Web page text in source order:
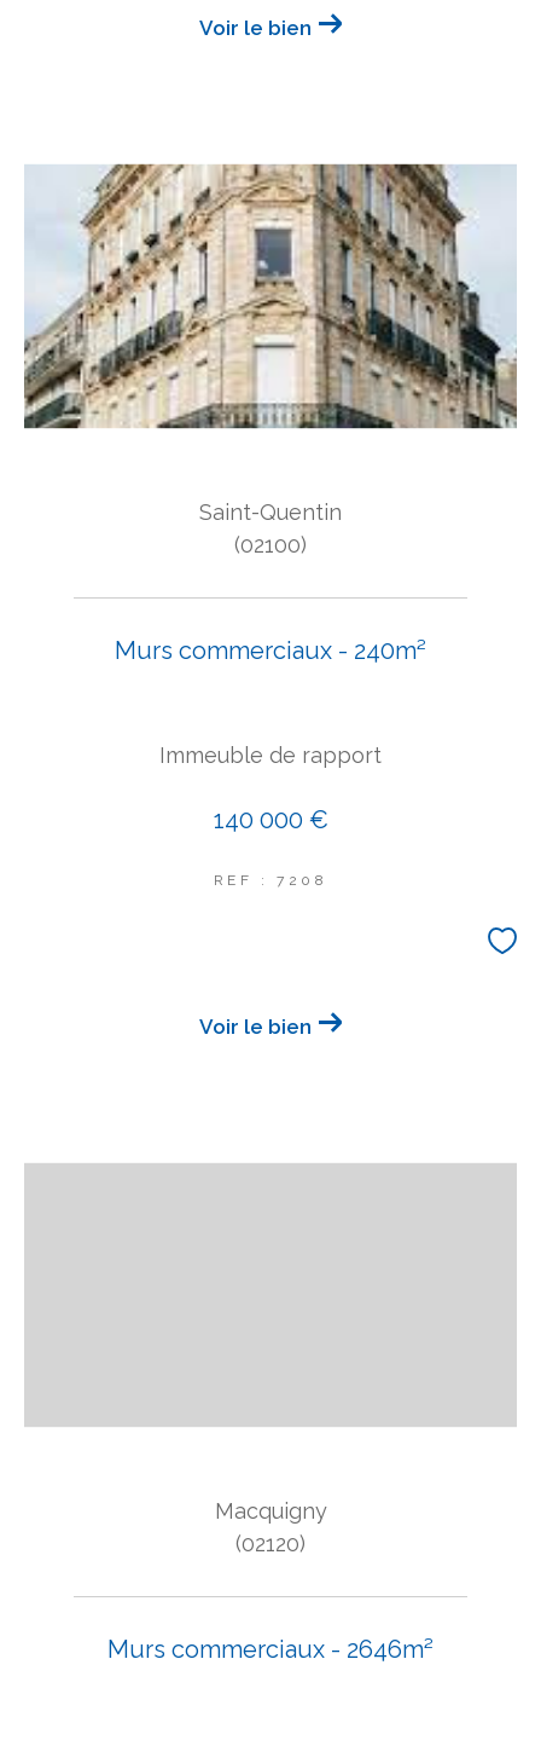
Voir le bien
Saint-Quentin
(02100)
Murs commerciaux - 240m²
Immeuble de rapport
140 000 €
REF : 7208
Voir le bien
Macquigny
(02120)
Murs commerciaux - 2646m²